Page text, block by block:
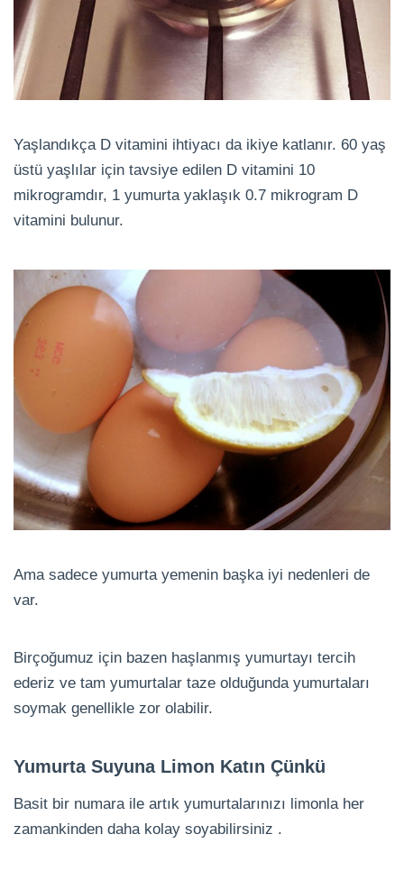
Yaşlandıkça D vitamini ihtiyacı da ikiye katlanır. 60 yaş
üstü yaşlılar için tavsiye edilen D vitamini 10
mikrogramdır, 1 yumurta yaklaşık 0.7 mikrogram D
vitamini bulunur.
Ama sadece yumurta yemenin başka iyi nedenleri de
var.
Birçoğumuz için bazen haşlanmış yumurtayı tercih
ederiz ve tam yumurtalar taze olduğunda yumurtaları
soymak genellikle zor olabilir.
Yumurta Suyuna Limon Katın Çünkü
Basit bir numara ile artık yumurtalarınızı limonla her
zamankinden daha kolay soyabilirsiniz .